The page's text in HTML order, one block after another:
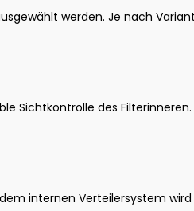
werden. Je nach
des Filterinneren.
internen Verteilersystem